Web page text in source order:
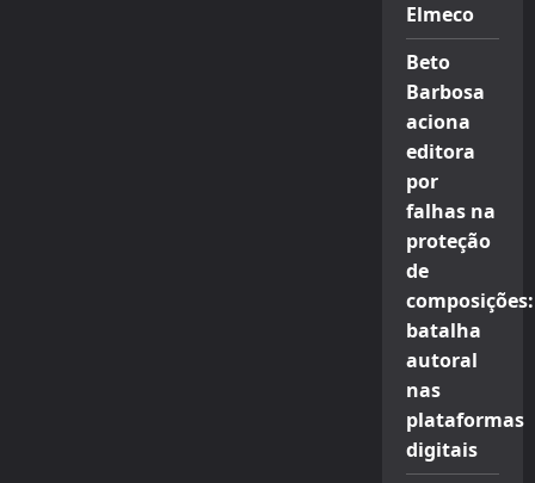
Elmeco
Beto
Barbosa
aciona
editora
por
falhas na
proteção
de
composições:
batalha
autoral
nas
plataformas
digitais